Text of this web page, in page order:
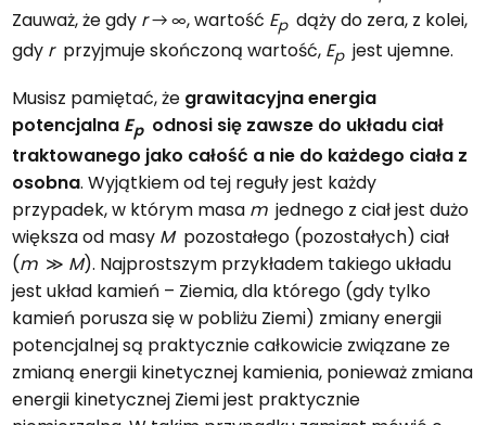
Zauważ, że gdy r→ ∞, wartość Epdąży do zera, z kolei,
gdy rprzyjmuje skończoną wartość, Epjest ujemne.
Musisz pamiętać, że grawitacyjna energia
potencjalna Epodnosi się zawsze do układu ciał
traktowanego jako całość a nie do każdego ciała z
osobna. Wyjątkiem od tej reguły jest każdy
przypadek, w którym masa mjednego z ciał jest dużo
większa od masy Mpozostałego (pozostałych) ciał
(m≫ M). Najprostszym przykładem takiego układu
jest układ kamień – Ziemia, dla którego (gdy tylko
kamień porusza się w pobliżu Ziemi) zmiany energii
potencjalnej są praktycznie całkowicie związane ze
zmianą energii kinetycznej kamienia, ponieważ zmiana
energii kinetycznej Ziemi jest praktycznie